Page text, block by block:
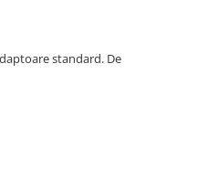
standard. De